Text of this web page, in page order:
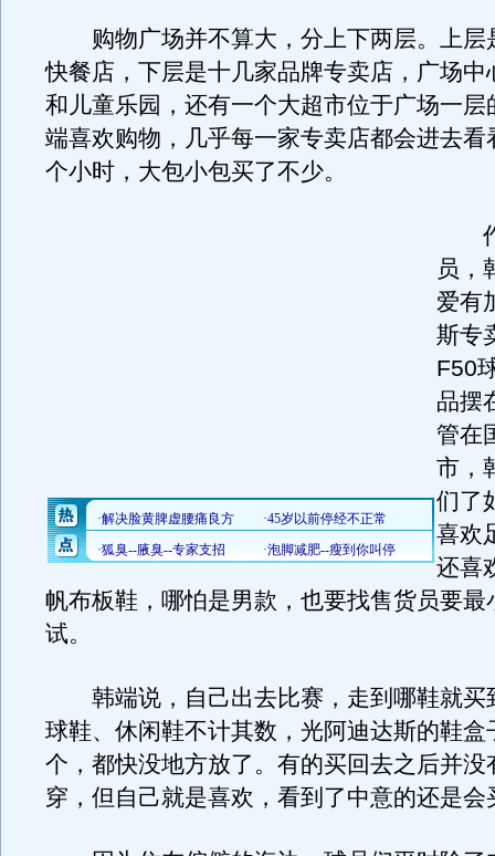
购物广场并不算大，分上下两层。上层
快餐店，下层是十几家品牌专卖店，广场中
和儿童乐园，还有一个大超市位于广场一层
端喜欢购物，几乎每一家专卖店都会进去看
个小时，大包小包买了不少。
作
员，
爱有
斯专
F50
品摆
管在
市，
们了
喜欢
还喜
帆布板鞋，哪怕是男款，也要找售货员要最
试。
韩端说，自己出去比赛，走到哪鞋就买
球鞋、休闲鞋不计其数，光阿迪达斯的鞋盒
个，都快没地方放了。有的买回去之后并没
穿，但自己就是喜欢，看到了中意的还是会